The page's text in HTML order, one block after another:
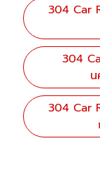
304 Car
304
304 Car